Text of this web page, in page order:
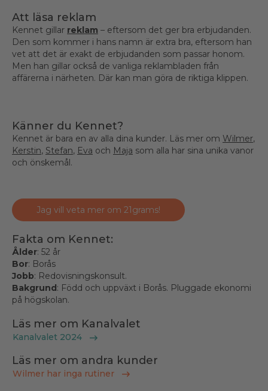
Att läsa reklam
Kennet gillar reklam – eftersom det ger bra erbjudanden.
Den som kommer i hans namn är extra bra, eftersom han
vet att det är exakt de erbjudanden som passar honom.
Men han gillar också de vanliga reklambladen från
affärerna i närheten. Där kan man göra de riktiga klippen.
Känner du Kennet?
Kennet är bara en av alla dina kunder. Läs mer om Wilmer,
Kerstin, Stefan, Eva och Maja som alla har sina unika vanor
och önskemål.
Jag vill veta mer om 21grams!
Fakta om Kennet:
Ålder: 52 år
Bor: Borås
Jobb: Redovisningskonsult.
Bakgrund: Född och uppväxt i Borås. Pluggade ekonomi
på högskolan.
Läs mer om Kanalvalet
Kanalvalet 2024
Läs mer om andra kunder
Wilmer har inga rutiner